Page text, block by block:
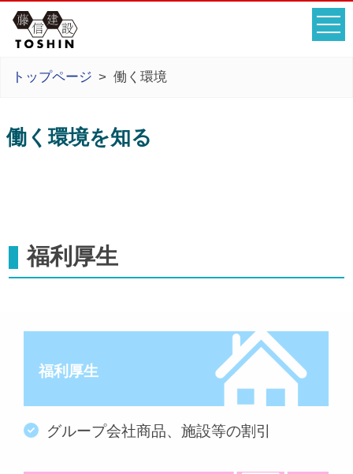
トップページ 働く環境
働く環境を知る
福利厚生
福利厚生
グループ会社商品、施設等の割引